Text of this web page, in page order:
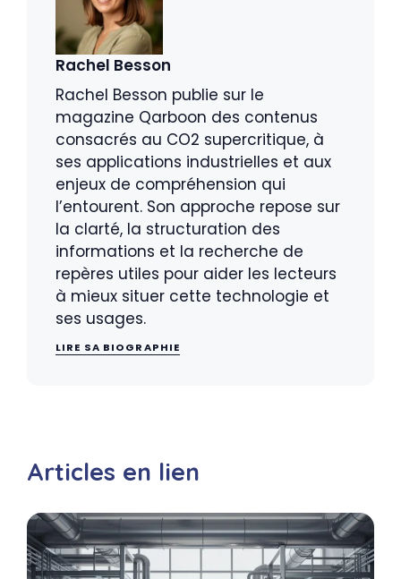
Rachel Besson
Rachel Besson publie sur le
magazine Qarboon des contenus
consacrés au CO2 supercritique, à
ses applications industrielles et aux
enjeux de compréhension qui
l’entourent. Son approche repose sur
la clarté, la structuration des
informations et la recherche de
repères utiles pour aider les lecteurs
à mieux situer cette technologie et
ses usages.
LIRE SA BIOGRAPHIE
Articles en lien